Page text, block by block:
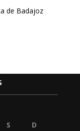
de Badajoz
S
D